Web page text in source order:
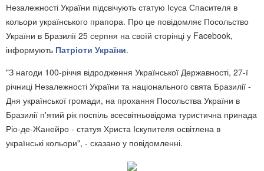
Незалежності України підсвічують статую Ісуса Спасителя в
кольори українського прапора. Про це повідомляє Посольство
України в Бразилії 25 серпня на своїй сторінці у Facebook,
інформують Патріоти України.
"З нагоди 100-річчя відродження Української Державності, 27-ї
річниці Незалежності України та національного свята Бразилії -
Дня української громади, на прохання Посольства України в
Бразилії п'ятий рік поспіль всесвітньовідома туристична принада
Ріо-де-Жанейро - статуя Христа Іскупителя освітлена в
українські кольори", - сказано у повідомленні.